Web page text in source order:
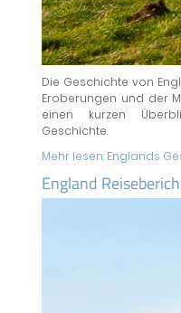
Die Geschichte von
Eroberungen und der
einen kurzen
Geschichte.
Mehr lesen: Englands
England